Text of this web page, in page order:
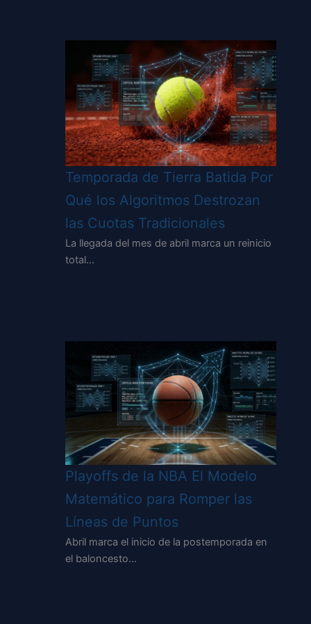
Temporada de Tierra Batida Por
Qué los Algoritmos Destrozan
las Cuotas Tradicionales
La llegada del mes de abril marca un reinicio
total…
Playoffs de la NBA El Modelo
Matemático para Romper las
Líneas de Puntos
Abril marca el inicio de la postemporada en
el baloncesto…